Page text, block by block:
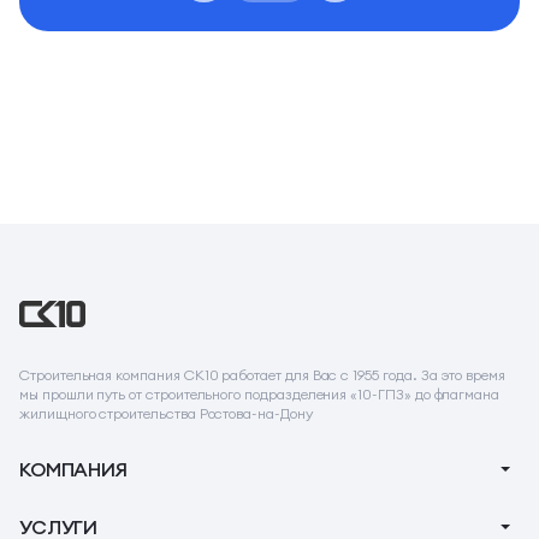
Строительная компания СК10 работает для Вас с 1955 года. За это время
мы прошли путь от строительного подразделения «10-ГПЗ» до флагмана
жилищного строительства Ростова-на-Дону
КОМПАНИЯ
О компании
УСЛУГИ